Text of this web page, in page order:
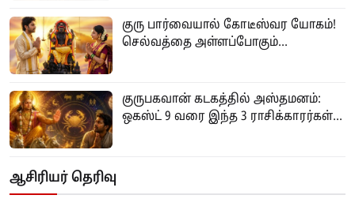
குரு பார்வையால் கோடீஸ்வர யோகம்!
செல்வத்தை அள்ளப்போகும்...
குருபகவான் கடகத்தில் அஸ்தமனம்:
ஒகஸ்ட் 9 வரை இந்த 3 ராசிக்காரர்கள்...
ஆசிரியர் தெரிவு